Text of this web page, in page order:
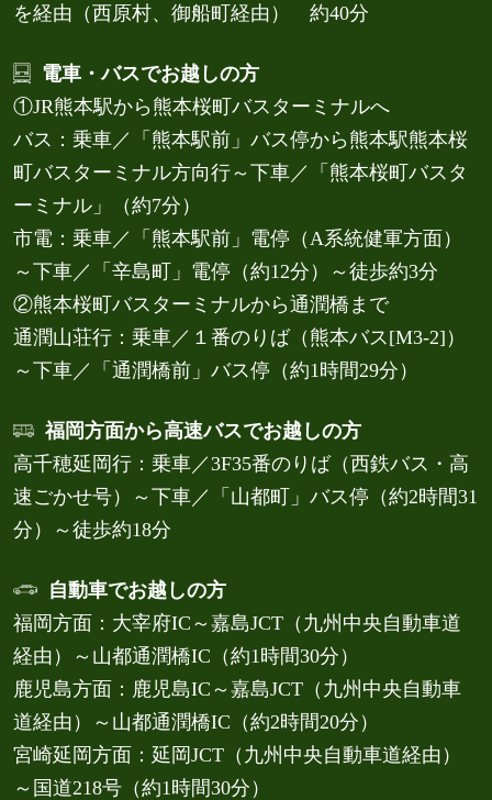
を経由（西原村、御船町経由） 約40分
電車・バスでお越しの方
①JR熊本駅から熊本桜町バスターミナルへ
バス：乗車／「熊本駅前」バス停から熊本駅熊本桜
町バスターミナル方向行～下車／「熊本桜町バスタ
ーミナル」（約7分）
市電：乗車／「熊本駅前」電停（A系統健軍方面）
～下車／「辛島町」電停（約12分）～徒歩約3分
②熊本桜町バスターミナルから通潤橋まで
通潤山荘行：乗車／１番のりば（熊本バス[M3-2]）
～下車／「通潤橋前」バス停（約1時間29分）
福岡方面から高速バスでお越しの方
高千穂延岡行：乗車／3F35番のりば（西鉄バス・高
速ごかせ号）～下車／「山都町」バス停（約2時間31
分）～徒歩約18分
自動車でお越しの方
福岡方面：大宰府IC～嘉島JCT（九州中央自動車道
経由）～山都通潤橋IC（約1時間30分）
鹿児島方面：鹿児島IC～嘉島JCT（九州中央自動車
道経由）～山都通潤橋IC（約2時間20分）
宮崎延岡方面：延岡JCT（九州中央自動車道経由）
～国道218号（約1時間30分）